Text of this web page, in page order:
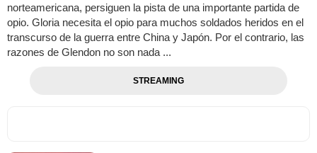
norteamericana, persiguen la pista de una importante partida de
opio. Gloria necesita el opio para muchos soldados heridos en el
transcurso de la guerra entre China y Japón. Por el contrario, las
razones de Glendon no son nada ...
STREAMING